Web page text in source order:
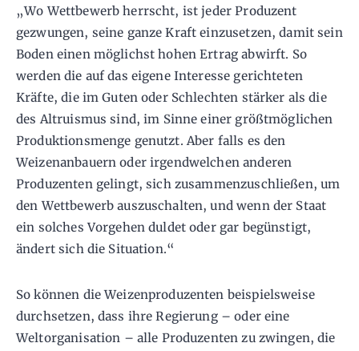
„Wo Wettbewerb herrscht, ist jeder Produzent
gezwungen, seine ganze Kraft einzusetzen, damit sein
Boden einen möglichst hohen Ertrag abwirft. So
werden die auf das eigene Interesse gerichteten
Kräfte, die im Guten oder Schlechten stärker als die
des Altruismus sind, im Sinne einer größtmöglichen
Produktionsmenge genutzt. Aber falls es den
Weizenanbauern oder irgendwelchen anderen
Produzenten gelingt, sich zusammenzuschließen, um
den Wettbewerb auszuschalten, und wenn der Staat
ein solches Vorgehen duldet oder gar begünstigt,
ändert sich die Situation.“
So können die Weizenproduzenten beispielsweise
durchsetzen, dass ihre Regierung – oder eine
Weltorganisation – alle Produzenten zu zwingen, die